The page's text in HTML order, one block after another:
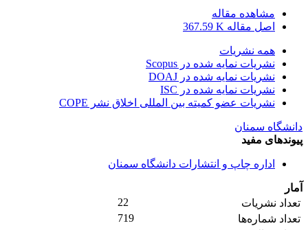
مشاهده مقاله
اصل مقاله 367.59 K
همه نشریات
نشریات نمایه شده در Scopus
نشریات نمایه شده در DOAJ
نشریات نمایه شده در ISC
نشریات عضو کمیته بین المللی اخلاق نشر COPE
دانشگاه سمنان
پیوندهای مفید
اداره چاپ و انتشارات دانشگاه سمنان
آمار
تعداد نشریات
22
تعداد شماره‌ها
719